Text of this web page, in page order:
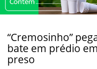
“Cremosinho”
bate em prédio
preso